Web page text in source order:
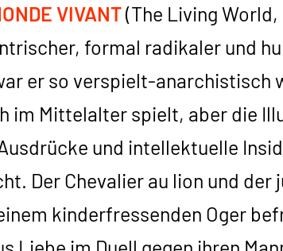
VIVANT(The Living World,
formal radikaler und
er so verspielt-anarchistisch
im Mittelalter spielt, aber die
und intellektuelle
Der Chevalier au lion und der
kinderfressenden Oger